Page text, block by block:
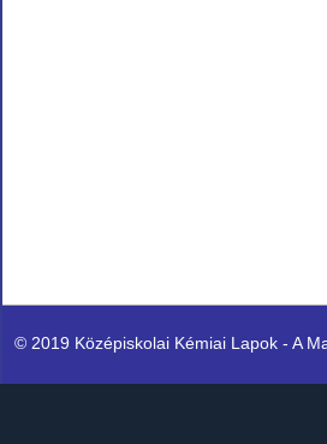
© 2019 Középiskolai Kémiai Lapok - A